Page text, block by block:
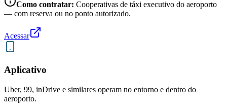
Como contratar: Cooperativas de táxi executivo do aeroporto
— com reserva ou no ponto autorizado.
Acessar
Aplicativo
Uber, 99, inDrive e similares operam no entorno e dentro do
aeroporto.